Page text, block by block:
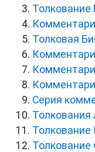
Толкование
Толковая
Серия
Толкования
Толкование
Толкование